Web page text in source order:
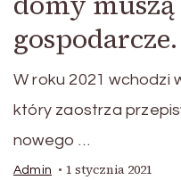
gospodarcze.
W roku 2021 wchodzi
który zaostrza
nowego …
Admin 1 stycznia 2021